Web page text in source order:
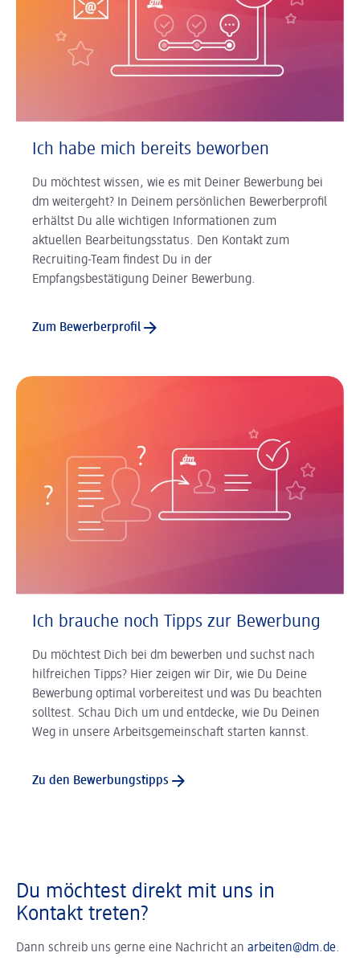
Ich habe mich bereits beworben
Du möchtest wissen, wie es mit Deiner Bewerbung bei
dm weitergeht? In Deinem persönlichen Bewerberprofil
erhältst Du alle wichtigen Informationen zum
aktuellen Bearbeitungsstatus. Den Kontakt zum
Recruiting-Team findest Du in der
Empfangsbestätigung Deiner Bewerbung.
Zum Bewerberprofil
Ich brauche noch Tipps zur Bewerbung
Du möchtest Dich bei dm bewerben und suchst nach
hilfreichen Tipps? Hier zeigen wir Dir, wie Du Deine
Bewerbung optimal vorbereitest und was Du beachten
solltest. Schau Dich um und entdecke, wie Du Deinen
Weg in unsere Arbeitsgemeinschaft starten kannst.
Zu den Bewerbungstipps
Du möchtest direkt mit uns in
Kontakt treten?
Dann schreib uns gerne eine Nachricht an arbeiten@dm.de.